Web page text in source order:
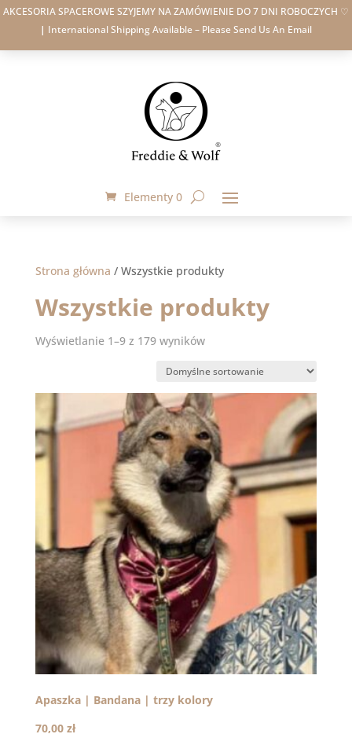
AKCESORIA SPACEROWE SZYJEMY NA ZAMÓWIENIE DO 7 DNI ROBOCZYCH ♡
| International Shipping Available – Please Send Us An Email
Elementy 0
Strona główna / Wszystkie produkty
Wszystkie produkty
Wyświetlanie 1–9 z 179 wyników
Apaszka | Bandana | trzy kolory
70,00 zł